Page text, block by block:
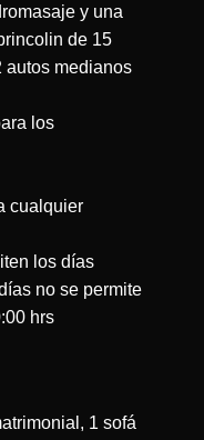
y una
de 15
autos medianos
los
cualquier
los días
no se permite
hrs
1 sofá